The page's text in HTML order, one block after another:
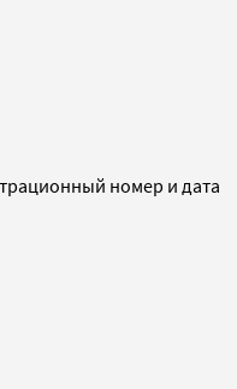
номер и дата